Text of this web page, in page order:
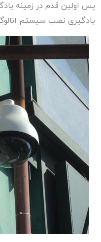
پس اولین قدم در زمینه
یادگیری نصب سیستم